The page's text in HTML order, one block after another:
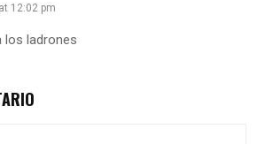
12:02 pm
los ladrones